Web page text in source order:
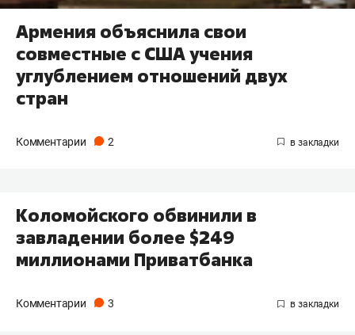
Армения объяснила свои
совместные с США учения
углублением отношений двух
стран
Комментарии 2
Коломойского обвинили в
завладении более $249
миллионами Приватбанка
Комментарии 3